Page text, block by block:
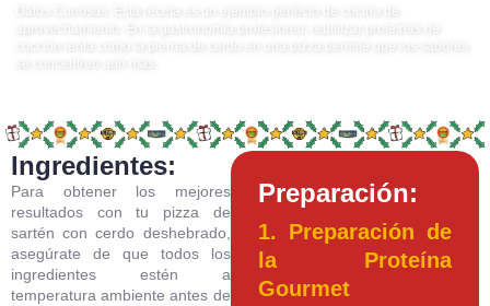
Ingredientes:
Para obtener los mejores
resultados con tu pizza de
sartén con cerdo deshebrado,
asegúrate de que todos los
ingredientes estén a
temperatura ambiente antes de
Preparación:
1. Preparación de
la Proteína
Gourmet